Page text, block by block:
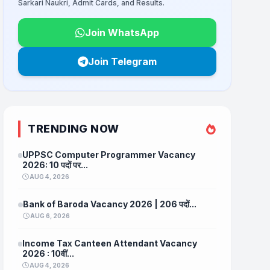
Sarkari Naukri, Admit Cards, and Results.
Join WhatsApp
Join Telegram
TRENDING NOW
UPPSC Computer Programmer Vacancy
2026: 10 पदों पर...
AUG 4, 2026
Bank of Baroda Vacancy 2026 | 206 पदों...
AUG 6, 2026
Income Tax Canteen Attendant Vacancy
2026 : 10वीं...
AUG 4, 2026